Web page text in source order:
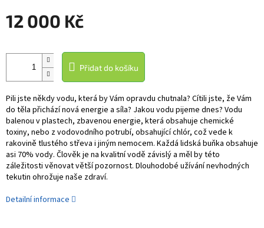
12 000 Kč
cena:
Přidat do košíku
Pili jste někdy vodu, která by Vám opravdu chutnala? Cítili jste, že Vám
do těla přichází nová energie a síla? Jakou vodu pijeme dnes? Vodu
balenou v plastech, zbavenou energie, která obsahuje chemické
toxiny, nebo z vodovodního potrubí, obsahující chlór, což vede k
rakovině tlustého střeva i jiným nemocem. Každá lidská buňka obsahuje
asi 70% vody. Člověk je na kvalitní vodě závislý a měl by této
záležitosti věnovat větší pozornost. Dlouhodobé užívání nevhodných
tekutin ohrožuje naše zdraví.
Detailní informace